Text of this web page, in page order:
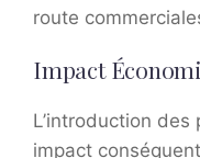
route
Impact
L’introduction
impact